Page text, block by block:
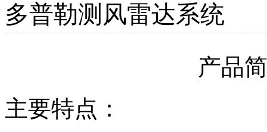
多普勒测风雷达系统
产品
主要特点：